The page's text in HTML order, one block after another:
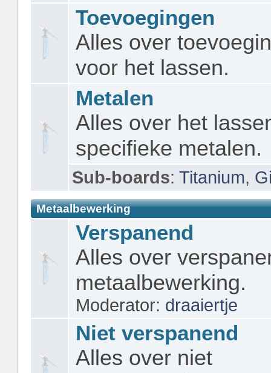
Toevoegingen
Alles over
voor het lassen.
Metalen
Alles over het
specifieke metalen.
Sub-boards: Titanium,
Metaalbewerking
Verspanend
Alles over
metaalbewerking.
Moderator: draaiertje
Niet verspanend
Alles over niet